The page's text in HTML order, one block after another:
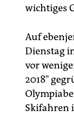
wichtiges
Auf
Dienstag
vor
2018"
Skifahren